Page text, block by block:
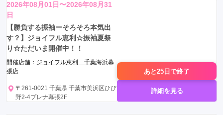
2026年08月01日〜2026年08月31
日
【勝負する振袖ーそろそろ本気出
す？】ジョイフル恵利☆振袖夏祭
り☆ただいま開催中！！
開催店舗： ジョイフル恵利 千葉海浜幕
張店
〒261-0021 千葉県 千葉市美浜区ひび
野2-4プレナ幕張2F
あと25日で終了
詳細を見る